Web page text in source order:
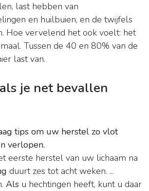
last hebben van
en huilbuien, en de twijfels
Hoe vervelend het ook voelt: het
Tussen de 40 en 80% van de
last van.
je net bevallen
tips om uw herstel zo vlot
verlopen.
eerste herstel van uw lichaam na
duurt zes tot acht weken. ...
Als u hechtingen heeft, kunt u daar